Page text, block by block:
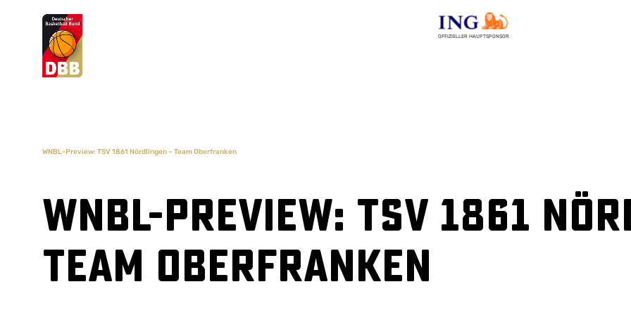
OFFIZIELLER HAUPTSPONSOR
Suchvorschläge
WNBL-Preview: TSV 1861 Nördlingen – Team Oberfranken
WNBL-Preview: TSV 1861
Team Oberfranken